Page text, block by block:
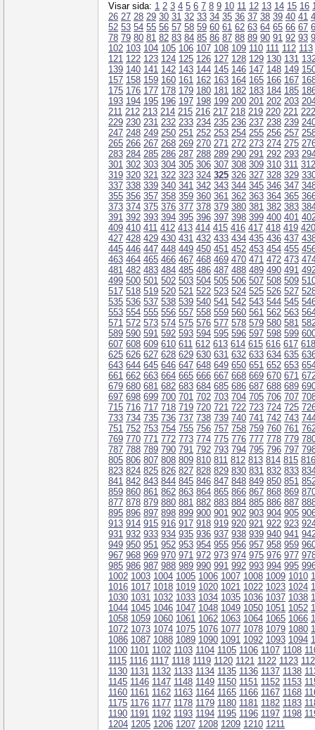
Visar sida: 1 2 3 4 5 6 7 8 9 10 11 12 13 14 15 16
26 27 28 29 30 31 32 33 34 35 36 37 38 39 40 41
52 53 54 55 56 57 58 59 60 61 62 63 64 65 66 67
78 79 80 81 82 83 84 85 86 87 88 89 90 91 92 93
102 103 104 105 106 107 108 109 110 111 112 113
121 122 123 124 125 126 127 128 129 130 131
139 140 141 142 143 144 145 146 147 148 149
157 158 159 160 161 162 163 164 165 166 167
175 176 177 178 179 180 181 182 183 184 185
193 194 195 196 197 198 199 200 201 202 203
211 212 213 214 215 216 217 218 219 220 221 222
229 230 231 232 233 234 235 236 237 238 239
247 248 249 250 251 252 253 254 255 256 257
265 266 267 268 269 270 271 272 273 274 275
283 284 285 286 287 288 289 290 291 292 293
301 302 303 304 305 306 307 308 309 310 311 312
319 320 321 322 323 324 325 326 327 328 329
337 338 339 340 341 342 343 344 345 346 347
355 356 357 358 359 360 361 362 363 364 365
373 374 375 376 377 378 379 380 381 382 383
391 392 393 394 395 396 397 398 399 400 401
409 410 411 412 413 414 415 416 417 418 419 420
427 428 429 430 431 432 433 434 435 436 437
445 446 447 448 449 450 451 452 453 454 455
463 464 465 466 467 468 469 470 471 472 473
481 482 483 484 485 486 487 488 489 490 491
499 500 501 502 503 504 505 506 507 508 509
517 518 519 520 521 522 523 524 525 526 527
535 536 537 538 539 540 541 542 543 544 545
553 554 555 556 557 558 559 560 561 562 563
571 572 573 574 575 576 577 578 579 580 581
589 590 591 592 593 594 595 596 597 598 599
607 608 609 610 611 612 613 614 615 616 617 618
625 626 627 628 629 630 631 632 633 634 635
643 644 645 646 647 648 649 650 651 652 653
661 662 663 664 665 666 667 668 669 670 671
679 680 681 682 683 684 685 686 687 688 689
697 698 699 700 701 702 703 704 705 706 707
715 716 717 718 719 720 721 722 723 724 725
733 734 735 736 737 738 739 740 741 742 743
751 752 753 754 755 756 757 758 759 760 761
769 770 771 772 773 774 775 776 777 778 779
787 788 789 790 791 792 793 794 795 796 797
805 806 807 808 809 810 811 812 813 814 815 816
823 824 825 826 827 828 829 830 831 832 833
841 842 843 844 845 846 847 848 849 850 851
859 860 861 862 863 864 865 866 867 868 869
877 878 879 880 881 882 883 884 885 886 887
895 896 897 898 899 900 901 902 903 904 905
913 914 915 916 917 918 919 920 921 922 923
931 932 933 934 935 936 937 938 939 940 941
949 950 951 952 953 954 955 956 957 958 959
967 968 969 970 971 972 973 974 975 976 977
985 986 987 988 989 990 991 992 993 994 995
1002 1003 1004 1005 1006 1007 1008 1009 1010
1016 1017 1018 1019 1020 1021 1022 1023 1024
1030 1031 1032 1033 1034 1035 1036 1037 1038
1044 1045 1046 1047 1048 1049 1050 1051 1052
1058 1059 1060 1061 1062 1063 1064 1065 1066
1072 1073 1074 1075 1076 1077 1078 1079 1080
1086 1087 1088 1089 1090 1091 1092 1093 1094
1100 1101 1102 1103 1104 1105 1106 1107 1108
1115 1116 1117 1118 1119 1120 1121 1122 1123
1130 1131 1132 1133 1134 1135 1136 1137 1138
1145 1146 1147 1148 1149 1150 1151 1152 1153
1160 1161 1162 1163 1164 1165 1166 1167 1168
1175 1176 1177 1178 1179 1180 1181 1182 1183
1190 1191 1192 1193 1194 1195 1196 1197 1198
1204 1205 1206 1207 1208 1209 1210 1211